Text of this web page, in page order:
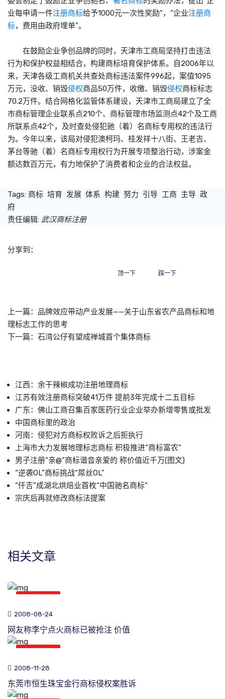
业每申请一件注册商标给予1000元一次性奖励”，“企业注册商
标，费用由政府埋单”。
在鼓励企业争创品牌的同时，天津市工商局坚持打击违法
行为和保护权益相结合，构建商标培育保护体系。自2006年以
来，天津各级工商机关共查处商标违法案件996起，案值1095
万元，没收、销毁侵权商品50万件，收缴、销毁侵权商标标志
70.2万件。结合网格化监管体系建设，天津市工商局建立了全
市商标管理企业联系点210个、商标管理市场监测点42个及工商
所联系点42个，及时查处侵犯驰（着）名商标专用权的违法行
为。今年以来，该局对侵犯澳柯玛、桂发祥十八街、王老吉、
茅台等驰（着）名商标专用权行为开展专项整治行动，涉案金
额达数百万元，有力地保护了消费者和企业的合法权益。
Tags: 商标 培育 发展 体系 构建 努力 引导 工商 主导 政
府
责任编辑: 武汉商标注册
分享到：
顶一下 踩一下
上一篇： 品牌效应带动产业发展——关于山东省农产品商标和地
理标志工作的思考
下一篇： 石湾公仔有望成禅城首个集体商标
江西：余干辣椒成功注册地理商标
江苏有效注册商标突破41万件 提前3年完成十二五目标
广东：佛山工商召集百家医药行业企业举办新增零售或批发
中国商标里的政治
河南：侵犯对方商标权败诉之后拒执行
上海市大力发展地理标志商标 积极推进“商标富农”
男子注册“亲@”商标谐音亲爱的 称价值近千万(图文)
“逆袭OL”商标挑战“屌丝OL”
“仟吉”成湖北烘焙业首枚“中国驰名商标”
宗庆后再就修改商标法提案
相关文章
2008-08-24
网友称李宁点火商标已被抢注 价值
2008-11-28
东莞市恒生珠宝金行商标侵权案胜诉